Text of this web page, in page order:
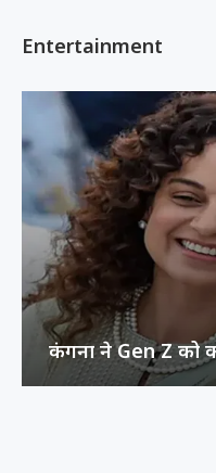
Entertainment
कंगना ने Gen Z को